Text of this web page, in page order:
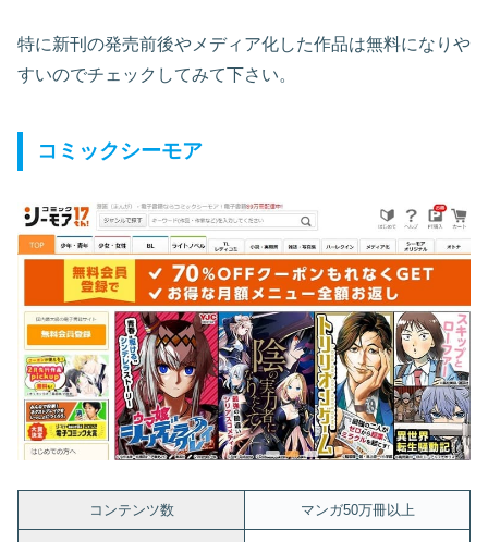
特に新刊の発売前後やメディア化した作品は無料になりや
すいのでチェックしてみて下さい。
コミックシーモア
コンテンツ数 マンガ50万冊以上